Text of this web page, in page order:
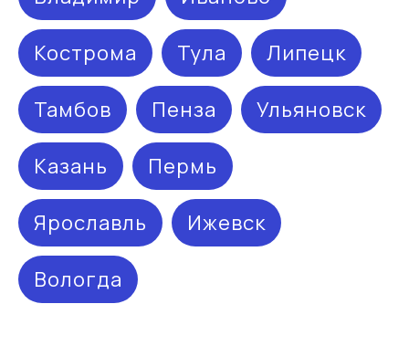
Кострома Тула Липецк
Тамбов Пенза Ульяновск
Казань Пермь
Ярославль Ижевск
Вологда
Остались вопросы?
Направьте свой запрос, наш специалист
перезвонит в ближайшее время!